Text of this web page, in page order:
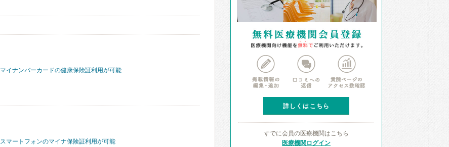
マイナンバーカードの健康保険証利用が可能
スマートフォンのマイナ保険証利用が可能
詳しくはこちら
すでに会員の医療機関はこちら
医療機関ログイン